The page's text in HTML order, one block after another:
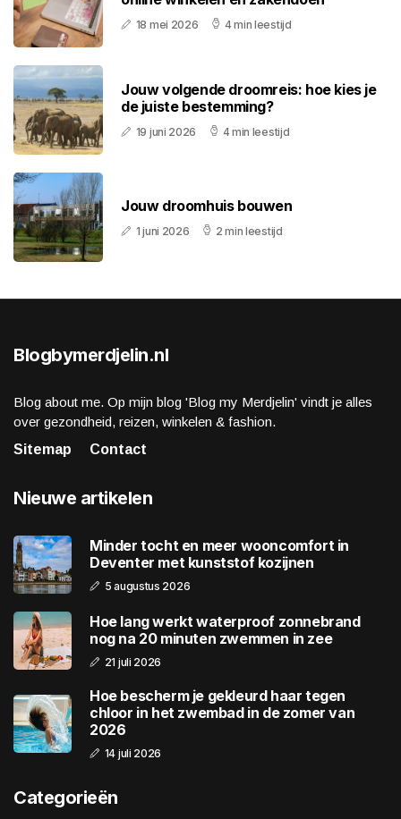
18 mei 2026 4 min leestijd
Jouw volgende droomreis: hoe kies je
de juiste bestemming?
19 juni 2026 4 min leestijd
Jouw droomhuis bouwen
1 juni 2026 2 min leestijd
Blogbymerdjelin.nl
Blog about me. Op mijn blog 'Blog my Merdjelin' vindt je alles
over gezondheid, reizen, winkelen & fashion.
Sitemap
Contact
Nieuwe artikelen
Minder tocht en meer wooncomfort in
Deventer met kunststof kozijnen
5 augustus 2026
Hoe lang werkt waterproof zonnebrand
nog na 20 minuten zwemmen in zee
21 juli 2026
Hoe bescherm je gekleurd haar tegen
chloor in het zwembad in de zomer van
2026
14 juli 2026
Categorieën